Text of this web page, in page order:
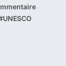
UNESCO